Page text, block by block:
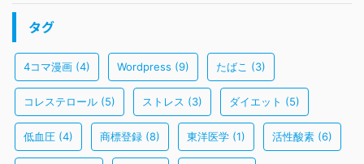
タグ
4コマ漫画 (4) Wordpress (9) たばこ (3)
コレステロール (5) ストレス (3) ダイエット (5)
低血圧 (4) 商標登録 (8) 東洋医学 (1) 活性酸素 (6)